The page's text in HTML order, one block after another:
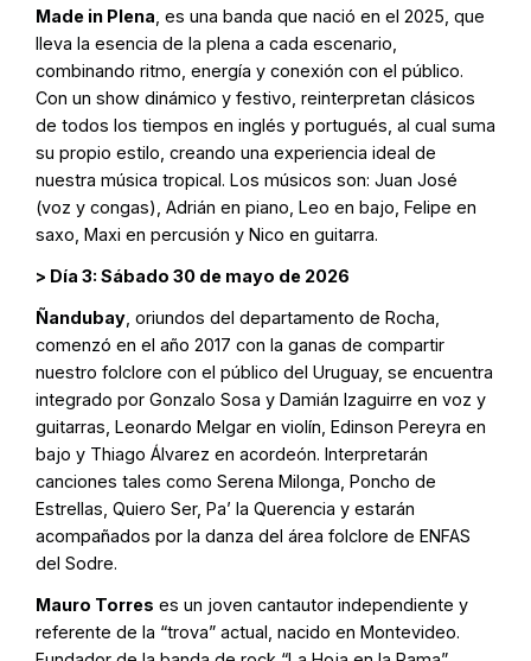
Made in Plena , es una banda que nació en el 2025, que
lleva la esencia de la plena a cada escenario,
combinando ritmo, energía y conexión con el público.
Con un show dinámico y festivo, reinterpretan clásicos
de todos los tiempos en inglés y portugués, al cual suma
su propio estilo, creando una experiencia ideal de
nuestra música tropical. Los músicos son: Juan José
(voz y congas), Adrián en piano, Leo en bajo, Felipe en
saxo, Maxi en percusión y Nico en guitarra.
> Día 3: Sábado 30 de mayo de 2026
Ñandubay , oriundos del departamento de Rocha,
comenzó en el año 2017 con la ganas de compartir
nuestro folclore con el público del Uruguay, se encuentra
integrado por Gonzalo Sosa y Damián Izaguirre en voz y
guitarras, Leonardo Melgar en violín, Edinson Pereyra en
bajo y Thiago Álvarez en acordeón. Interpretarán
canciones tales como Serena Milonga, Poncho de
Estrellas, Quiero Ser, Pa’ la Querencia y estarán
acompañados por la danza del área folclore de ENFAS
del Sodre.
Mauro Torres es un joven cantautor independiente y
referente de la “trova” actual, nacido en Montevideo.